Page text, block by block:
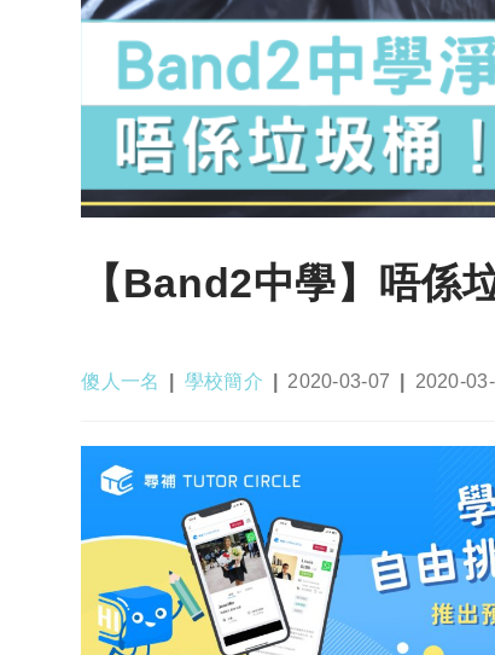
【Band2中學】唔係
Post
傻人一名
Post
學校簡介
Post
2020-03-07
Post
2020-